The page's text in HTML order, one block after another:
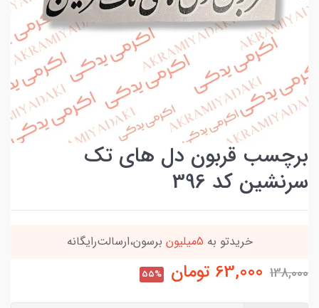
برچسب قربون دل های تک
سرنشین کد 396
این کالا رو میتونی
138,000
63,000 تومان 55%